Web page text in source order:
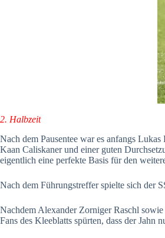
2. Halbzeit
Nach dem Pausentee war es anfangs
Kaan Caliskaner und einer guten
eigentlich eine perfekte Basis für den
Nach dem Führungstreffer spielte sich der
Nachdem Alexander Zorniger Raschl
Fans des Kleeblatts spürten, dass der